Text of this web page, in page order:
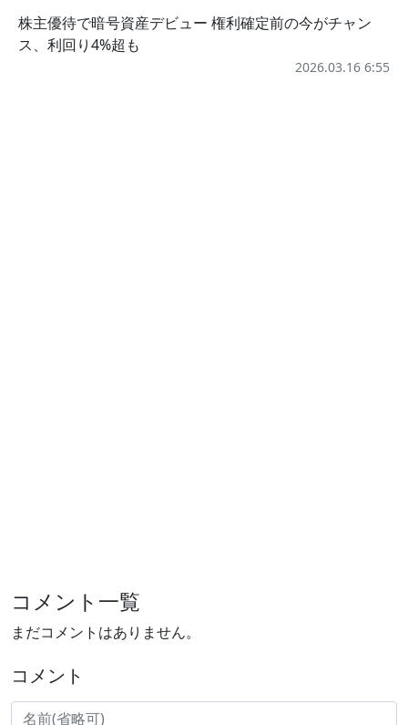
株主優待で暗号資産デビュー 権利確定前の今がチャン
ス、利回り4%超も
2026.03.16 6:55
コメント一覧
まだコメントはありません。
コメント